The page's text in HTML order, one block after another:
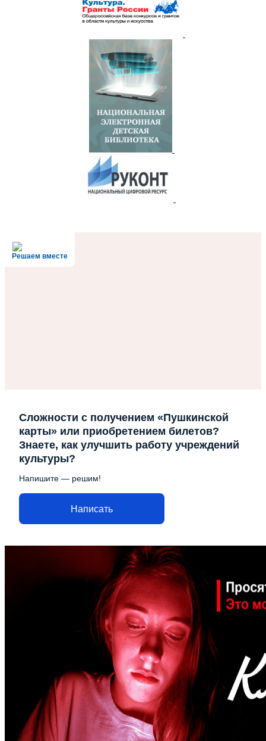
Решаем вместе
Сложности с получением «Пушкинской
карты» или приобретением билетов?
Знаете, как улучшить работу учреждений
культуры?
Напишите — решим!
Написать